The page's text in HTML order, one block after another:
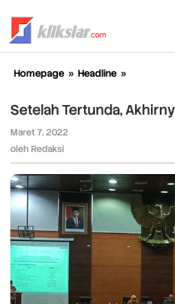
konten
Homepage » Headline »
Akhirnya
AKD
Setelah Tertunda,
Maret 7, 2022
oleh Redaksi